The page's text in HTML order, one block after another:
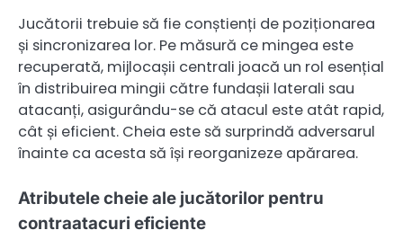
Jucătorii trebuie să fie conștienți de poziționarea
și sincronizarea lor. Pe măsură ce mingea este
recuperată, mijlocașii centrali joacă un rol esențial
în distribuirea mingii către fundașii laterali sau
atacanți, asigurându-se că atacul este atât rapid,
cât și eficient. Cheia este să surprindă adversarul
înainte ca acesta să își reorganizeze apărarea.
Atributele cheie ale jucătorilor pentru
contraatacuri eficiente